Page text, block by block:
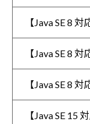
【Java SE 8
【Java SE 8
【Java SE 8
【Java SE 15